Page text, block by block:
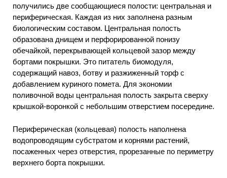
получились две сообщающиеся полости: центральная и
периферическая. Каждая из них заполнена разным
биологическим составом. Центральная полость
образована днищем и перфорированной понизу
обечайкой, перекрывающей кольцевой зазор между
бортами покрышки. Это питатель биомодуля,
содержащий навоз, ботву и разжиженный торф с
добавлением куриного помета. Для экономии
поливочной воды центральная полость закрыта сверху
крышкой-воронкой с небольшим отверстием посередине.
Периферическая (кольцевая) полость наполнена
водопроводящим субстратом и корнями растений,
посаженных через отверстия, прорезанные по периметру
верхнего борта покрышки.